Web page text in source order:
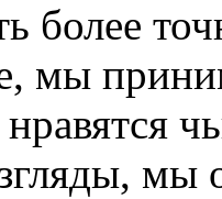
более
мы
мы